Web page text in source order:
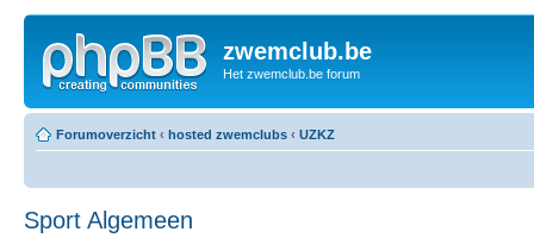
zwemclub.be
Het zwemclub.be forum
Forumoverzicht ‹ hosted zwemclubs ‹ UZKZ
Sport Algemeen